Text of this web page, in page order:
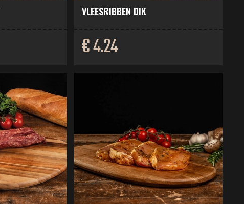
VLEESRIBBEN DIK
€ 4.24